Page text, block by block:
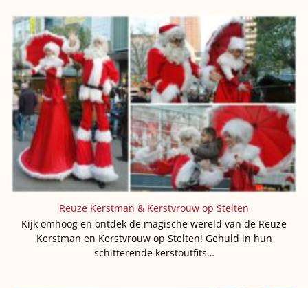
Reuze Kerstman & Kerstvrouw op Stelten
Kijk omhoog en ontdek de magische wereld van de Reuze
Kerstman en Kerstvrouw op Stelten! Gehuld in hun
schitterende kerstoutfits…